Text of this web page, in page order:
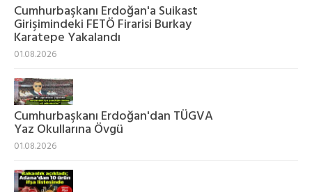
Cumhurbaşkanı Erdoğan'a Suikast
Girişimindeki FETÖ Firarisi Burkay
Karatepe Yakalandı
01.08.2026
Cumhurbaşkanı Erdoğan'dan TÜGVA
Yaz Okullarına Övgü
01.08.2026